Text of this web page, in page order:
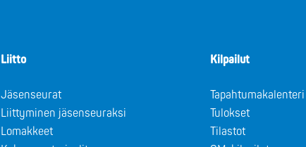
Liitto
Jäsenseurat
Liittyminen jäsenseuraksi
Lomakkeet
Kilpailut
Tapahtumakalenteri
Tulokset
Tilastot